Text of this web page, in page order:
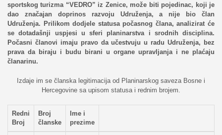
sportskog turizma “VEDRO” iz Zenice, može biti pojedinac, koji je
dao značajan doprinos razvoju Udruženja, a nije bio član
Udruženja. Prilikom dodjele statusa počasnog člana, analizirat će
se dotadašnji uspjesi u sferi planinarstva i srodnih disciplina.
Počasni članovi imaju pravo da učestvuju u radu Udruženja, bez
prava da biraju i budu birani u organe upravljanja i ne plaćaju
članarinu.
Izdaje im se članska legitimacija od Planinarskog saveza Bosne i
Hercegovine sa upisom statusa i rednim brojem.
Redni
Broj
Broj
članske
Ime i
prezime